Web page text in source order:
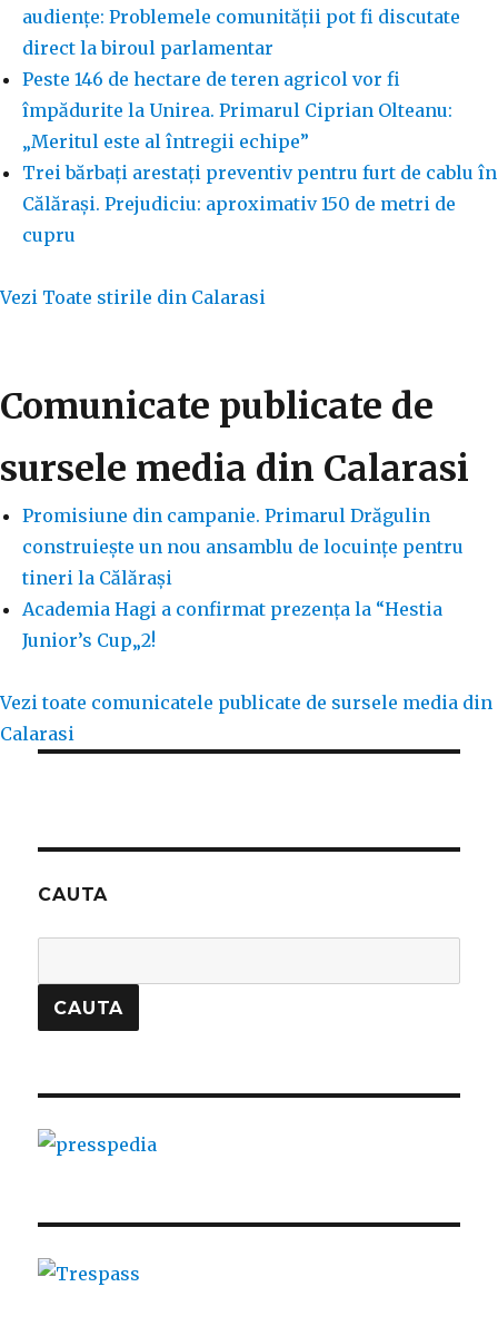
audiențe: Problemele comunității pot fi discutate
direct la biroul parlamentar
Peste 146 de hectare de teren agricol vor fi
împădurite la Unirea. Primarul Ciprian Olteanu:
„Meritul este al întregii echipe”
Trei bărbați arestați preventiv pentru furt de cablu în
Călărași. Prejudiciu: aproximativ 150 de metri de
cupru
Vezi Toate stirile din Calarasi
Comunicate publicate de
sursele media din Calarasi
Promisiune din campanie. Primarul Drăgulin
construiește un nou ansamblu de locuințe pentru
tineri la Călărași
Academia Hagi a confirmat prezența la “Hestia
Junior’s Cup„2!
Vezi toate comunicatele publicate de sursele media din
Calarasi
CAUTA